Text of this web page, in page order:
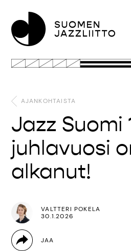
AJANKOHTAISTA
Jazz Suomi
juhlavuosi
alkanut!
VALTTERI POKELA
30.1.2026